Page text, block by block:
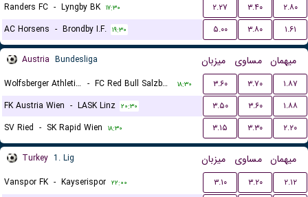
Randers FC - Lyngby BK ۱۷:۳۰ ۲.۲۷ ۳.۴۰
۲.۸۰
AC Horsens - Brondby I.F. ۱۹:۳۰ ۵.۰۰ ۳.۸۰ ۱.۶۱
Austria Bundesliga میزبان مساوی میهمان
Wolfsberger Athletik Club - FC Red Bull Salzburg ۱۸:۳۰ ۳.۶۰ ۳.۷۰
۱.۸۷
FK Austria Wien - LASK Linz ۲۰:۳۰ ۳.۵۰ ۳.۶۰
۱.۸۸
SV Ried - SK Rapid Wien ۱۸:۳۰ ۳.۱۵ ۳.۳۰ ۲.۲۰
Turkey 1. Lig میزبان مساوی میهمان
Vanspor FK - Kayserispor ۲۲:۰۰ ۳.۱۰ ۳.۲۰
۲.۱۲